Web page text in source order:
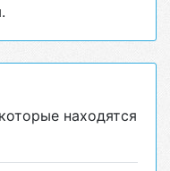
находятся